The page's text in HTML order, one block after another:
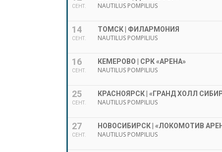
СЕНТ. NAUTILUS POMPILIUS
14
СЕНТ.
ТОМСК | ФИЛАРМОНИЯ
NAUTILUS POMPILIUS
16
СЕНТ.
КЕМЕРОВО | СРК «АРЕНА»
NAUTILUS POMPILIUS
25
СЕНТ.
КРАСНОЯРСК | «ГРАНД ХОЛЛ
NAUTILUS POMPILIUS
27
СЕНТ.
НОВОСИБИРСК | «ЛОКОМОТИВ
NAUTILUS POMPILIUS